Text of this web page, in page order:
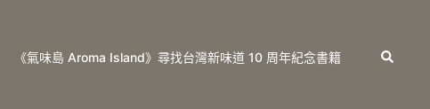
《氣味島 Aroma Island》尋找台灣新味道 10 周年紀念書籍 Search